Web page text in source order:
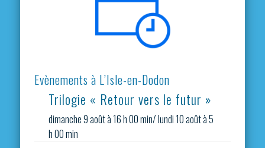
Evènements à L’Isle-en-Dodon
Trilogie « Retour vers le futur »
dimanche 9 août à 16 h 00 min/lundi 10 août à 5
h 00 min